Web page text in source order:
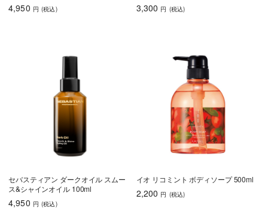
4,950 円 (税込) 3,300 円 (税込)
セバスティアン ダークオイル スムー
ス&シャインオイル 100ml
4,950 円 (税込)
イオ リコミント ボディソープ 500ml
2,200 円 (税込)